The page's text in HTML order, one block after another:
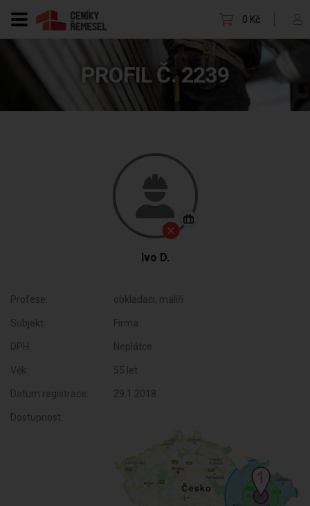
0 Kč
PROFIL Č. 2239
Ivo D.
Profese: obkladači, malíři
Subjekt: Firma
DPH: Neplátce
Věk: 55 let
Datum registrace: 29.1.2018
Dostupnost: